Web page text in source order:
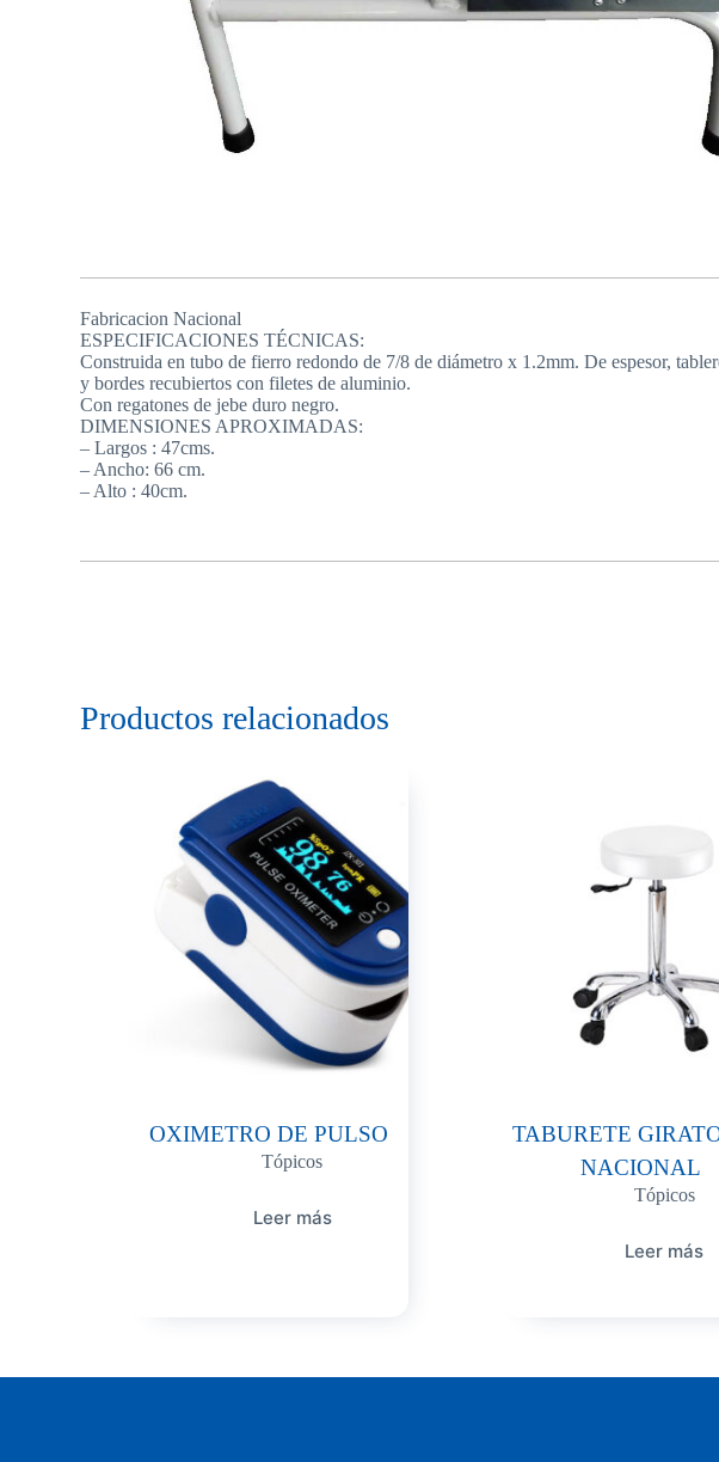
Fabricacion Nacional
ESPECIFICACIONES TÉCNICAS:
Construida en tubo de fierro redondo de 7/8 de diámetro x 1.2mm. De espesor,
y bordes recubiertos con filetes de aluminio.
Con regatones de jebe duro negro.
DIMENSIONES APROXIMADAS:
– Largos : 47cms.
– Ancho: 66 cm.
– Alto : 40cm.
Productos relacionados
OXIMETRO DE PULSO
Tópicos
Leer más
TABURETE
NACIONAL
Tópicos
Leer más